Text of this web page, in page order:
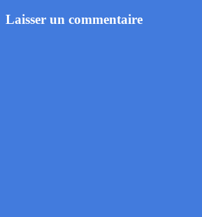
Laisser un commentaire